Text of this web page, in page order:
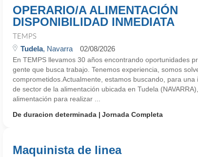
OPERARIO/A ALIMENTACIÓN
DISPONIBILIDAD INMEDIATA
TEMPS
Tudela, Navarra 02/08/2026
En TEMPS llevamos 30 años encontrando oportunidades
gente que busca trabajo. Tenemos experiencia, somos
comprometidos.Actualmente, estamos buscando, para una
de sector de la alimentación ubicada en Tudela
alimentación para realizar ...
De duracion determinada
Jornada Completa
Maquinista de linea